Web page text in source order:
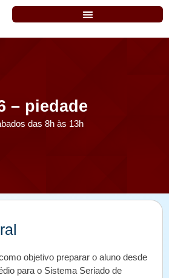
– piedade
das 8h às 13h
objetivo preparar o aluno desde
para o Sistema Seriado de